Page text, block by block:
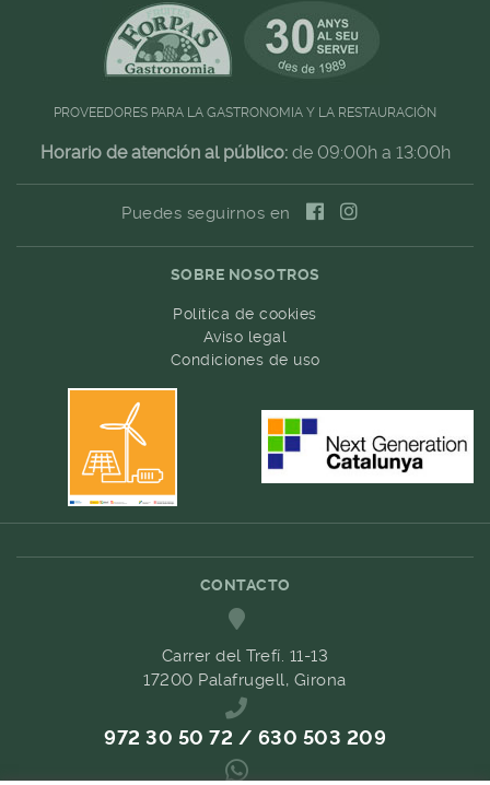
PROVEEDORES PARA LA GASTRONOMIA Y LA RESTAURACIÓN
Horario de atención al público:de 09:00h a 13:00h
Puedes seguirnos en
SOBRE NOSOTROS
Política de cookies
Aviso legal
Condiciones de uso
CONTACTO
Carrer del Trefí. 11-13
17200 Palafrugell, Girona
972 30 50 72 / 630 503 209